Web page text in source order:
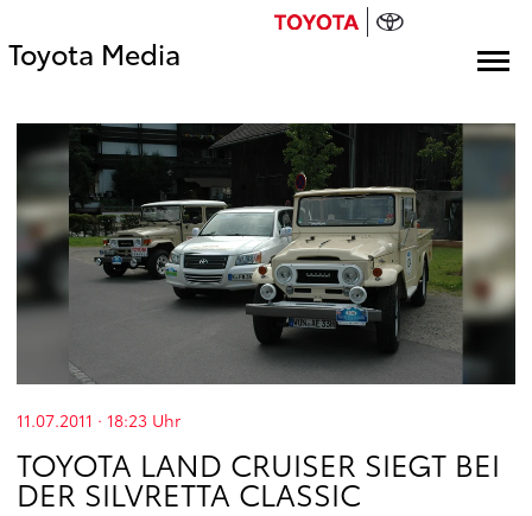
Toyota Media
11.07.2011 · 18:23 Uhr
TOYOTA LAND CRUISER SIEGT BEI
DER SILVRETTA CLASSIC